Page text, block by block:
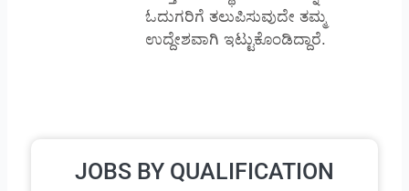
ಓದುಗರಿಗೆ ತಲುಪಿಸುವುದೇ ತಮ್ಮ
ಉದ್ದೇಶವಾಗಿ ಇಟ್ಟುಕೊಂಡಿದ್ದಾರೆ.
JOBS BY QUALIFICATION